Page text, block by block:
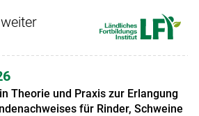
Theorie und Praxis zur Erlangung
für Rinder, Schweine